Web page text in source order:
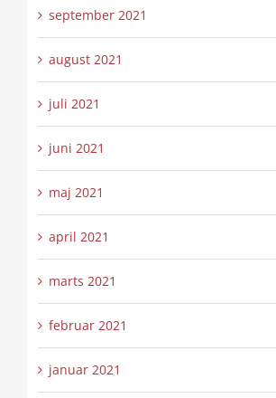
september 2021
august 2021
juli 2021
juni 2021
maj 2021
april 2021
marts 2021
februar 2021
januar 2021